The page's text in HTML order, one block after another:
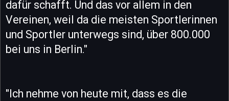
dafür schafft. Und das vor allem in den
Vereinen, weil da die meisten Sportlerinnen
und Sportler unterwegs sind, über 800.000
bei uns in Berlin."
"Ich nehme von heute mit, dass es die